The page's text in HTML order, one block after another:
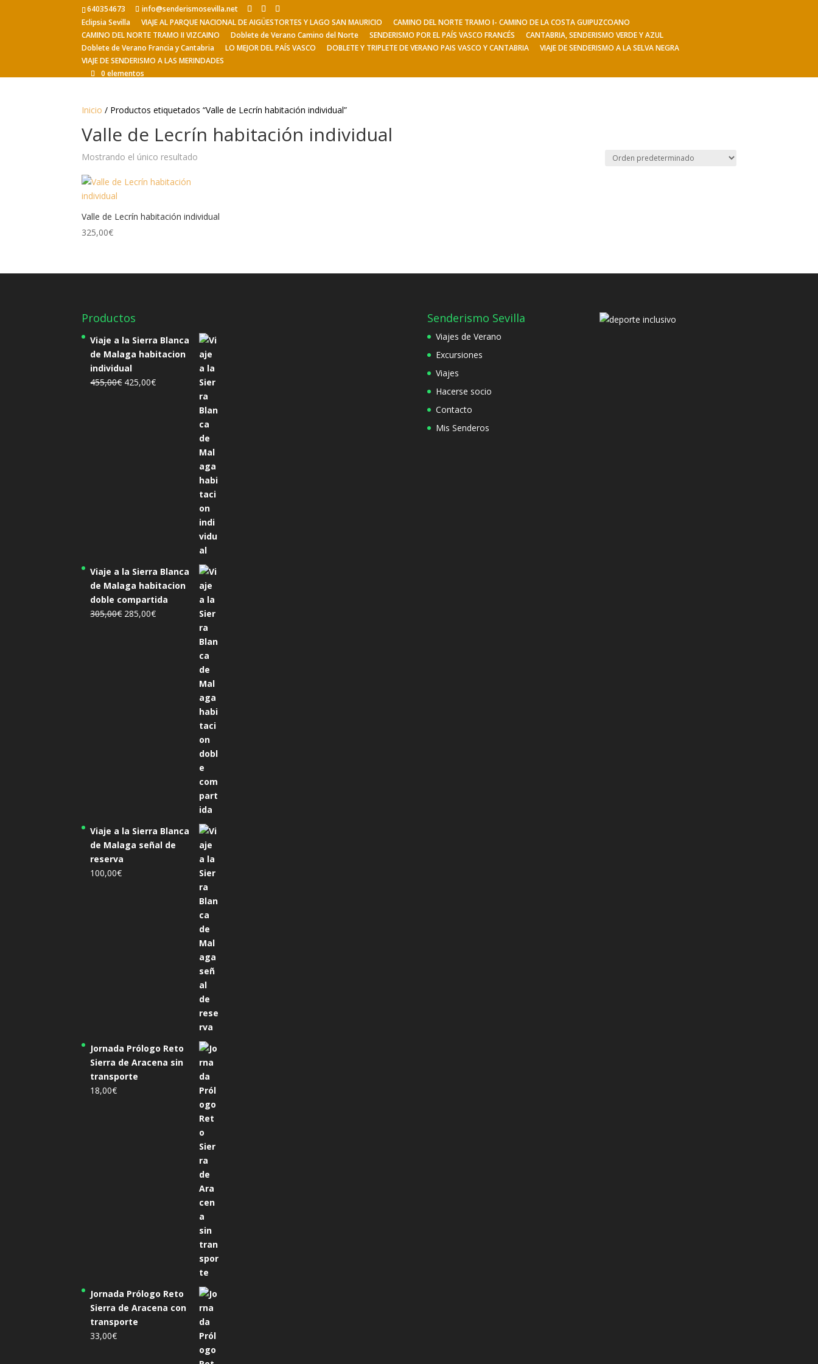
640354673
info@senderismosevilla.net
Eclipsia Sevilla
VIAJE AL PARQUE NACIONAL DE AIGÜESTORTES Y LAGO SAN MAURICIO
CAMINO DEL NORTE TRAMO I- CAMINO DE LA COSTA GUIPUZCOANO
CAMINO DEL NORTE TRAMO II VIZCAINO
Doblete de Verano Camino del Norte SENDERISMO POR EL PAÍS VASCO FRANCÉS
CANTABRIA, SENDERISMO VERDE Y AZUL
Doblete de Verano Francia y Cantabria
LO MEJOR DEL PAÍS VASCO DOBLETE Y TRIPLETE DE VERANO PAIS VASCO Y CANTABRIA
VIAJE DE SENDERISMO A LA SELVA NEGRA
VIAJE DE SENDERISMO A LAS MERINDADES
0 elementos
Viajes de Verano Excursiones Viajes Hacerse socio Contacto
Inicio / Productos etiquetados “Valle de Lecrín habitación individual”
Valle de Lecrín habitación individual
Mostrando el único resultado
Valle de Lecrín habitación individual
325,00€
Productos
Viaje a la Sierra Blanca
de Malaga habitacion
individual
455,00€ El
425,00€El
Viaje a la Sierra Blanca
de Malaga habitacion
doble compartida
305,00€ El
285,00€El
Viaje a la Sierra Blanca
de Malaga señal de
reserva
100,00€
Jornada Prólogo Reto
Sierra de Aracena sin
transporte
18,00€
Jornada Prólogo Reto
Sierra de Aracena con
transporte
33,00€
Senderismo Sevilla
Viajes de Verano
Excursiones
Viajes
Hacerse socio
Contacto
Mis Senderos